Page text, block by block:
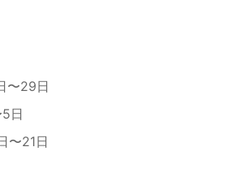
〜29日
日
〜21日